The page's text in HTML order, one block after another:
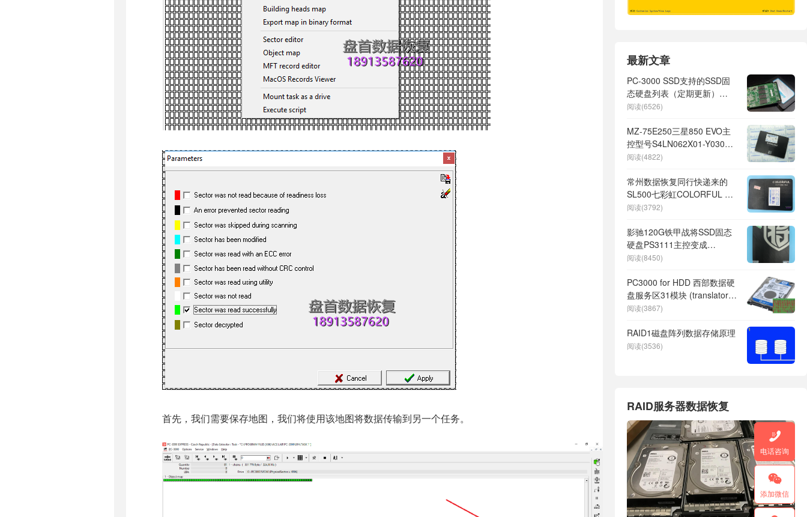
首先，我们需要保存地图，我们将使用该地图将数据传输到另一个任务。
最新文章
PC-3000 SSD支持的SSD固
态硬盘列表（定期更新）
v2.5.8
阅读(6526)
MZ-75E250三星850 EVO主
控型号S4LN062X01-Y030主
控短路温度过高电流过高芯片
阅读(4822)
常州数据恢复同行快递来的
SL500七彩虹COLORFUL 固
态硬盘SM2258XT硬盘通电无
阅读(3792)
影驰120G铁甲战将SSD固态
硬盘PS3111主控变成
SATAFIRM S11掉盘掉固件无
阅读(8450)
PC3000 for HDD 西部数据硬
盘服务区31模块 (translator)
损坏的数据恢复
阅读(3867)
RAID1磁盘阵列数据存储原理
阅读(3536)
RAID服务器数据恢复

电话咨询

添加微信